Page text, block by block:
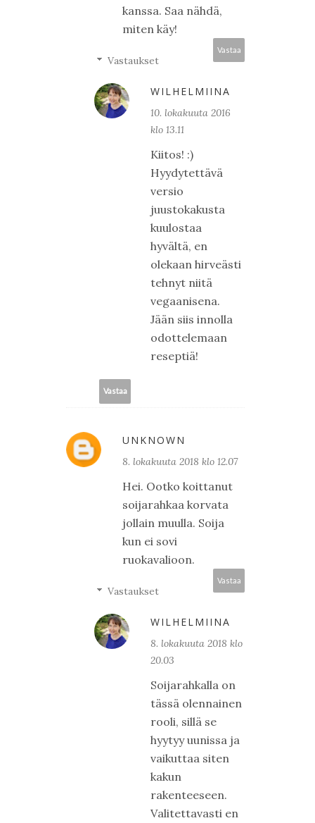
kanssa. Saa nähdä,
miten käy!
Vastaa
Vastaukset
WILHELMIINA
10. lokakuuta 2016
klo 13.11
Kiitos! :)
Hyydytettävä
versio
juustokakusta
kuulostaa
hyvältä, en
olekaan hirveästi
tehnyt niitä
vegaanisena.
Jään siis innolla
odottelemaan
reseptiä!
Vastaa
UNKNOWN
8. lokakuuta 2018 klo 12.07
Hei. Ootko koittanut
soijarahkaa korvata
jollain muulla. Soija
kun ei sovi
ruokavalioon.
Vastaa
Vastaukset
WILHELMIINA
8. lokakuuta 2018 klo
20.03
Soijarahkalla on
tässä olennainen
rooli, sillä se
hyytyy uunissa ja
vaikuttaa siten
kakun
rakenteeseen.
Valitettavasti en